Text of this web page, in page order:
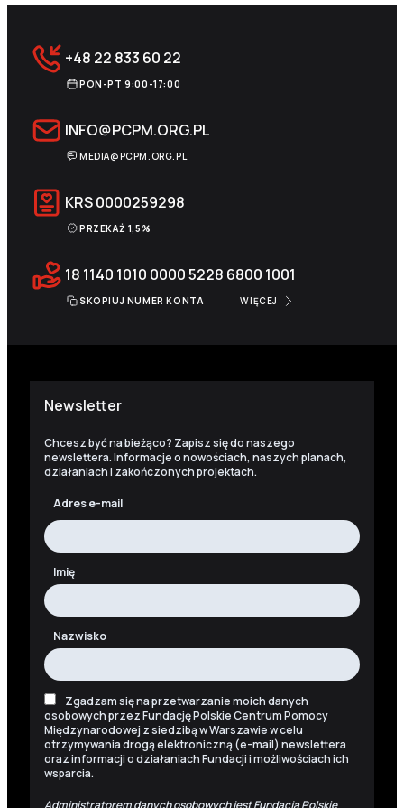
+48 22 833 60 22
PON-PT 9:00-17:00
INFO@PCPM.ORG.PL
MEDIA@PCPM.ORG.PL
KRS0000259298
PRZEKAŻ 1,5%
18 1140 1010 0000 5228 6800 1001
SKOPIUJ NUMER KONTA WIĘCEJ
Newsletter
Chcesz być na bieżąco? Zapisz się do naszego
newslettera. Informacje o nowościach, naszych planach,
działaniach i zakończonych projektach.
Adres e-mail
Imię
Nazwisko
Zgadzam się na przetwarzanie moich danych
osobowych przez Fundację Polskie Centrum Pomocy
Międzynarodowej z siedzibą w Warszawie w celu
otrzymywania drogą elektroniczną (e-mail) newslettera
oraz informacji o działaniach Fundacji i możliwościach ich
wsparcia.
Administratorem danych osobowych jest Fundacja Polskie